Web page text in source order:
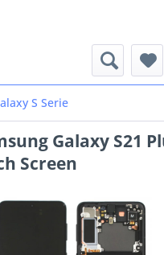
S Serie
Galaxy S21
Screen